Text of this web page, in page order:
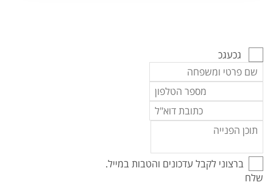
גכעגכ
ברצוני לקבל עדכונים והטבות במייל.
שלח